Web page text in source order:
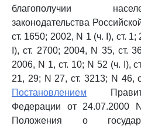
благополучии
законодательства
ст. 1650; 2002, N 1 (ч. I), ст.
I), ст. 2700; 2004, N 35, ст.
2006, N 1, ст. 10; N 52 (ч. I),
21, 29; N 27, ст. 3213; N 46,
Постановлением
Федерации от 24.07.2000
Положения о